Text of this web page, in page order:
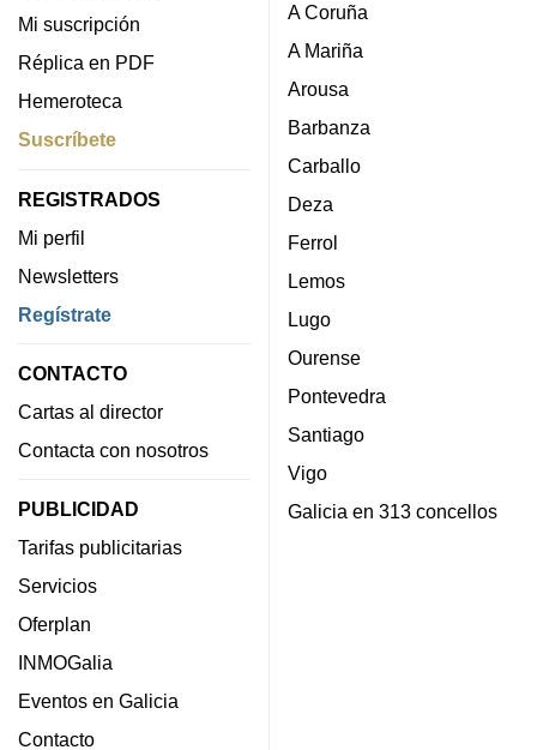
Mi suscripción
Réplica en PDF
Hemeroteca
Suscríbete
REGISTRADOS
Mi perfil
Newsletters
Regístrate
CONTACTO
Cartas al director
Contacta con nosotros
PUBLICIDAD
Tarifas publicitarias
Servicios
Oferplan
INMOGalia
Eventos en Galicia
Contacto
A Coruña
A Mariña
Arousa
Barbanza
Carballo
Deza
Ferrol
Lemos
Lugo
Ourense
Pontevedra
Santiago
Vigo
Galicia en 313 concellos